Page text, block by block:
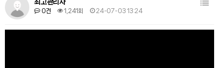
최고관리자
0건 1,241회 24-07-03 13:24